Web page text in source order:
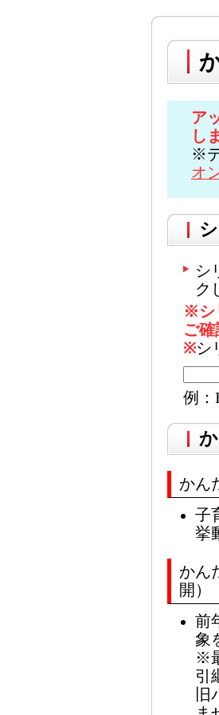
ア
し
※
オ
シ
ク
※シ
ご確
※シ
例
かん
子
挙
かん
開）
前
象
※
引